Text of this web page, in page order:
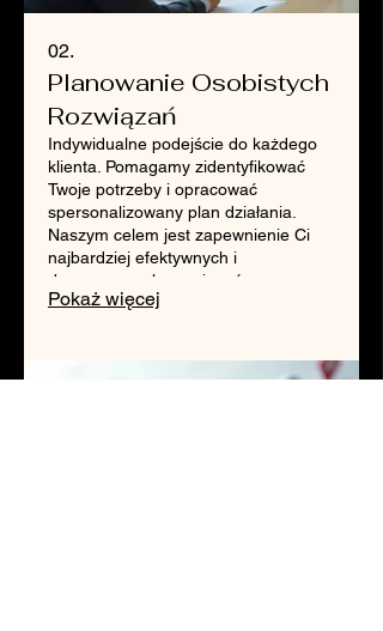
02.
Planowanie Osobistych
Rozwiązań
Indywidualne podejście do każdego
klienta. Pomagamy zidentyfikować
Twoje potrzeby i opracować
spersonalizowany plan działania.
Naszym celem jest zapewnienie Ci
najbardziej efektywnych i
dopasowanych rozwiązań.
Pokaż więcej